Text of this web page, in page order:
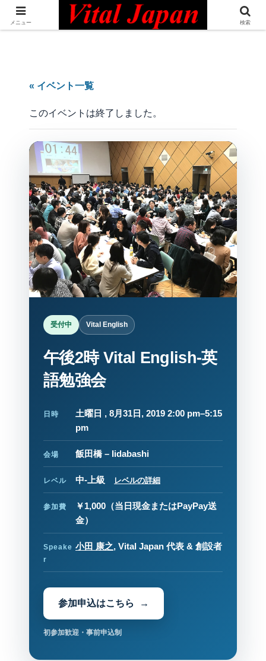
日本最大級の英語コミュニティ・Bilingual Professionals Network
« イベント一覧
このイベントは終了しました。
受付中 Vital English
午後2時 Vital English-英
語勉強会
日時
土曜日 , 8月31日, 2019 2:00 pm–5:15
pm
会場 飯田橋 – Iidabashi
レベル 中-上級 レベルの詳細
参加費 ￥1,000 （当日現金またはPayPay送
金）
Speake
r
小田 康之, Vital Japan 代表 & 創設者
参加申込はこちら
初参加歓迎・事前申込制
メニュー 検索